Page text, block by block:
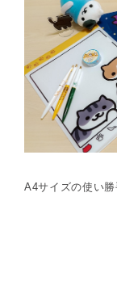
A4サイズの使い勝